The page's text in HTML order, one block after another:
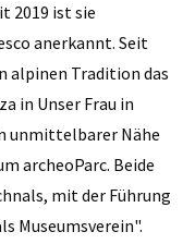
2019 ist sie
anerkannt. Seit
alpinen Tradition das
in Unser Frau in
unmittelbarer Nähe
archeoParc. Beide
mit der Führung
Museumsverein".